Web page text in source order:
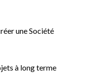
une Société
à long terme